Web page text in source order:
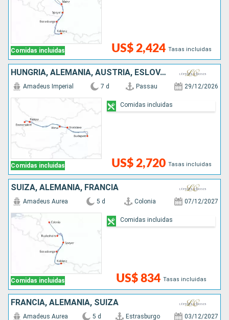
Comidas incluidas US$ 2,424 Tasas incluidas
HUNGRÍA, ALEMANIA, AUSTRIA, ESLOVAQUIA
Comidas incluidas
Amadeus Imperial 7 d Passau 29/12/2026
US$ 2,720 Tasas incluidas
Comidas incluidas
SUIZA, ALEMANIA, FRANCIA
Comidas incluidas
Amadeus Aurea 5 d Colonia 07/12/2027
US$ 834 Tasas incluidas
Comidas incluidas
FRANCIA, ALEMANIA, SUIZA
Amadeus Aurea 5 d Estrasburgo 03/12/2027